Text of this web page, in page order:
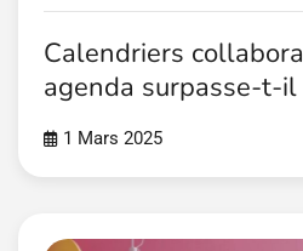
Calendriers
agenda surpasse-t-il
1 Mars 2025